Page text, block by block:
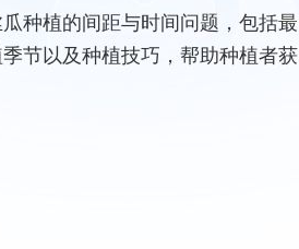
种植的间距与时间问题，包括最
节以及种植技巧，帮助种植者获